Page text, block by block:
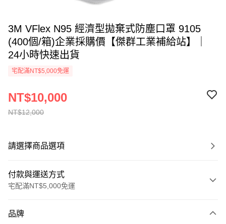
3M VFlex N95 經濟型拋棄式防塵口罩 9105
(400個/箱)企業採購價【傑群工業補給站】｜
24小時快速出貨
宅配滿NT$5,000免運
NT$12,000
NT$10,000
請選擇商品選項
付款與運送方式
宅配滿NT$5,000免運
信用卡一次付款
品牌